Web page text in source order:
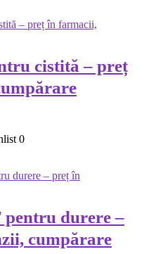
cistită – preț
0
pentru durere –
cumpărare